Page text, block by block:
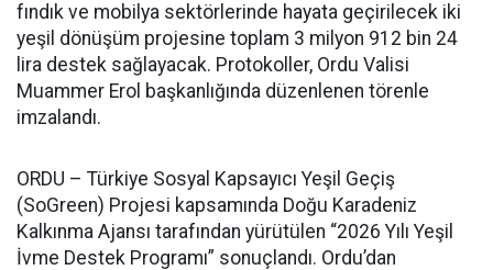
fındık ve mobilya sektörlerinde hayata geçirilecek iki
yeşil dönüşüm projesine toplam 3 milyon 912 bin 24
lira destek sağlayacak. Protokoller, Ordu Valisi
Muammer Erol başkanlığında düzenlenen törenle
imzalandı.
ORDU – Türkiye Sosyal Kapsayıcı Yeşil Geçiş
(SoGreen) Projesi kapsamında Doğu Karadeniz
Kalkınma Ajansı tarafından yürütülen “2026 Yılı Yeşil
İvme Destek Programı” sonuçlandı. Ordu’dan